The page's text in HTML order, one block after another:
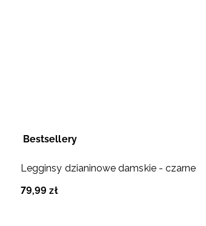
Bestsellery
Legginsy dzianinowe damskie - czarne
79,99 zł